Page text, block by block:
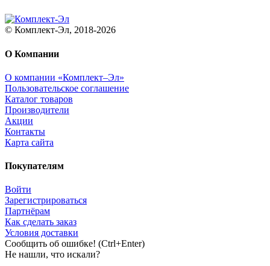
© Комплект-Эл, 2018-2026
О Компании
О компании «Комплект–Эл»
Пользовательское соглашение
Каталог товаров
Производители
Акции
Контакты
Карта сайта
Покупателям
Войти
Зарегистрироваться
Партнёрам
Как сделать заказ
Условия доставки
Сообщить об ошибке! (Ctrl+Enter)
Не нашли, что искали?